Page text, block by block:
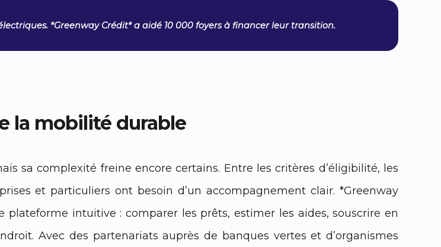
*Greenway Crédit* a aidé 10 000 foyers à financer leur transition.
la mobilité durable
sa complexité freine encore certains. Entre les critères d’éligibilité, les
et particuliers ont besoin d’un accompagnement clair. *Greenway
intuitive : comparer les prêts, estimer les aides, souscrire en
Avec des partenariats auprès de banques vertes et d’organismes